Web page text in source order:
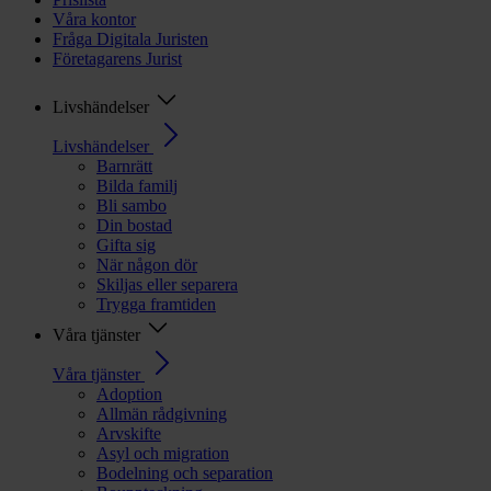
Våra kontor
Fråga Digitala Juristen
Företagarens Jurist
Livshändelser
Livshändelser
Barnrätt
Bilda familj
Bli sambo
Din bostad
Gifta sig
När någon dör
Skiljas eller separera
Trygga framtiden
Våra tjänster
Våra tjänster
Adoption
Allmän rådgivning
Arvskifte
Asyl och migration
Bodelning och separation